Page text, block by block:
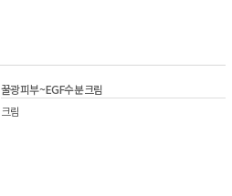
꿀광피부~EGF수분크림
크림